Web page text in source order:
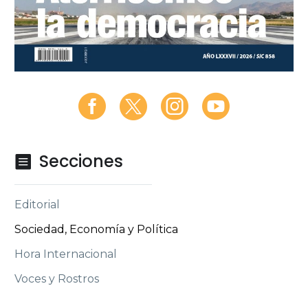
 Secciones
Editorial
Sociedad, Economía y Política
Hora Internacional
Voces y Rostros